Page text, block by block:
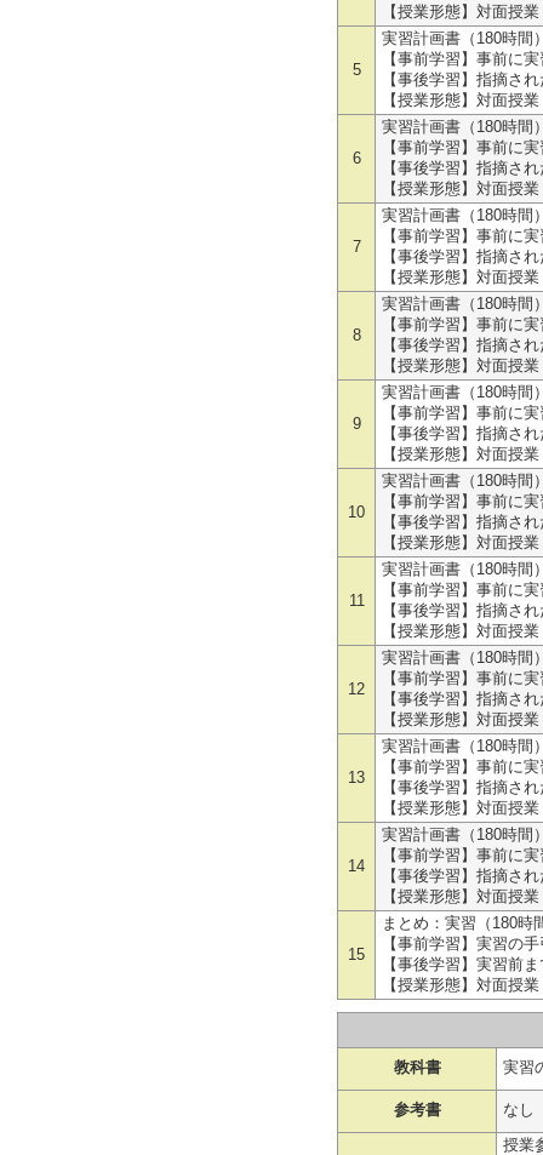
【授業形態】対面授業
5
実習計画書（180時間
【事前学習】事前に
【事後学習】指摘さ
【授業形態】対面授業
6
実習計画書（180時間
【事前学習】事前に
【事後学習】指摘さ
【授業形態】対面授業
7
実習計画書（180時間
【事前学習】事前に
【事後学習】指摘さ
【授業形態】対面授業
8
実習計画書（180時間
【事前学習】事前に
【事後学習】指摘さ
【授業形態】対面授業
9
実習計画書（180時間
【事前学習】事前に
【事後学習】指摘さ
【授業形態】対面授業
10
実習計画書（180時間
【事前学習】事前に
【事後学習】指摘さ
【授業形態】対面授業
11
実習計画書（180時間
【事前学習】事前に
【事後学習】指摘さ
【授業形態】対面授業
12
実習計画書（180時間
【事前学習】事前に
【事後学習】指摘さ
【授業形態】対面授業
13
実習計画書（180時間
【事前学習】事前に
【事後学習】指摘さ
【授業形態】対面授業
14
実習計画書（180時間
【事前学習】事前に
【事後学習】指摘さ
【授業形態】対面授業
15
まとめ：実習（180時
【事前学習】実習の
【事後学習】実習前
【授業形態】対面授業
教科書 実習
参考書 なし
授業